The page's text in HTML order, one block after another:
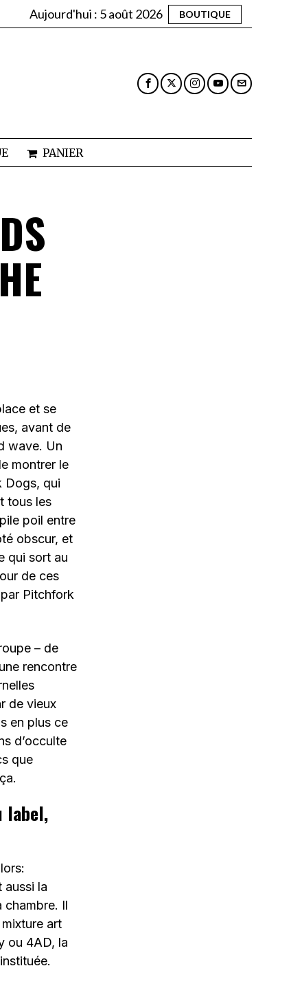
Aujourd'hui : 5 août 2026 BOUTIQUE
PANIER
et se
avant de
wave. Un
montrer le
Dogs, qui
tous les
poil entre
obscur, et
qui sort au
de ces
Pitchfork
– de
rencontre
de vieux
en plus ce
d’occulte
que
label,
aussi la
chambre. Il
art
ou 4AD, la